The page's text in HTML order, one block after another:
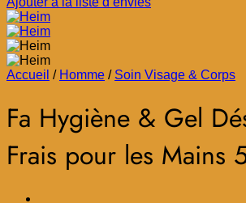
Accueil / Homme / Soin Visage & Corps
Fa Hygiène & Gel
Frais pour les Mains